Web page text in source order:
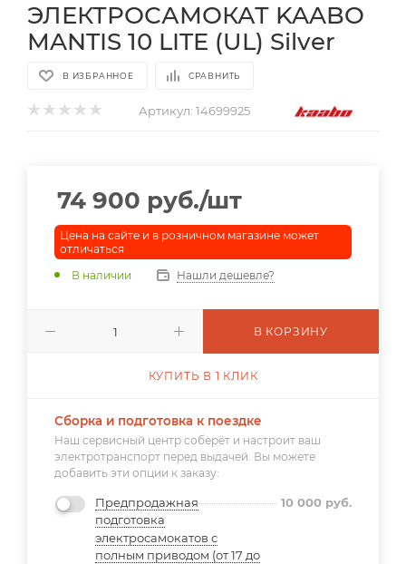
ЭЛЕКТРОСАМОКАТ KAABO
MANTIS 10 LITE (UL) Silver
В ИЗБРАННОЕ СРАВНИТЬ
Артикул: 14699925
74 900 руб./шт
Цена на сайте и в розничном магазине может
отличаться
В наличии
Нашли дешевле?
В КОРЗИНУ
КУПИТЬ В 1 КЛИК
Сборка и подготовка к поездке
Наш сервисный центр соберёт и настроит ваш
электротранспорт перед выдачей. Вы можете
добавить эти опции к заказу:
Предпродажная
подготовка
электросамокатов с
полным приводом (от 17 до
10 000 руб.